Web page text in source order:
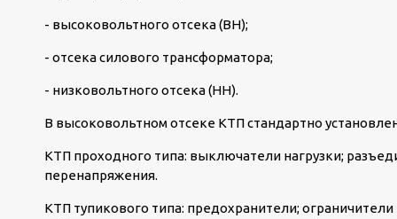
- высоковольтного отсека (ВН);
- отсека силового трансформатора;
- низковольтного отсека (НН).
В высоковольтном отсеке КТП стандартно
КТП проходного типа: выключатели нагрузки;
перенапряжения.
КТП тупикового типа: предохранители;